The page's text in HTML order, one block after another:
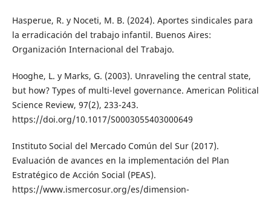
Hasperue, R. y Noceti, M. B. (2024). Aportes sindicales para
la erradicación del trabajo infantil. Buenos Aires:
Organización Internacional del Trabajo.
Hooghe, L. y Marks, G. (2003). Unraveling the central state,
but how? Types of multi-level governance. American Political
Science Review, 97(2), 233-243.
https://doi.org/10.1017/S0003055403000649
Instituto Social del Mercado Común del Sur (2017).
Evaluación de avances en la implementación del Plan
Estratégico de Acción Social (PEAS).
https://www.ismercosur.org/es/dimension-